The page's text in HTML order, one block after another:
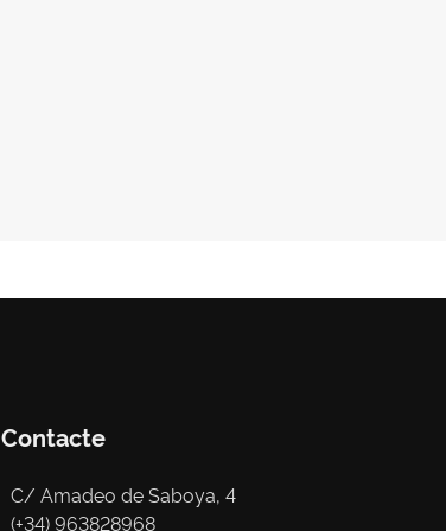
Contacte
C/ Amadeo de Saboya, 4
(+34) 963828968